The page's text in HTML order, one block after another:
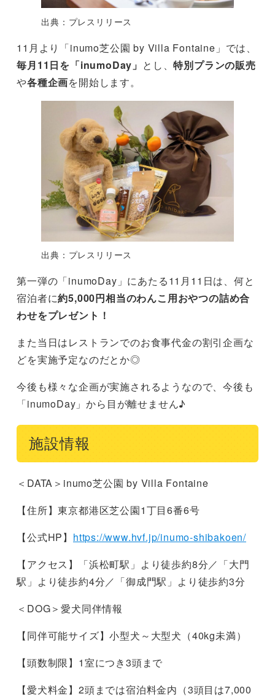
出典：プレスリリース
11月より「inumo芝公園 by Villa Fontaine」では、
毎月11日を「inumoDay」 とし、特別プランの販売
や各種企画を開始します。
出典：プレスリリース
第一弾の「inumoDay」にあたる11月11日は、何と
宿泊者に約5,000円相当のわんこ用おやつの詰め合
わせをプレゼント！
また当日はレストランでのお食事代金の割引企画な
どを実施予定なのだとか◎
今後も様々な企画が実施されるようなので、今後も
「inumoDay」から目が離せません♪
施設情報
＜DATA＞inumo芝公園 by Villa Fontaine
【住所】東京都港区芝公園1丁目6番6号
【公式HP】 https://www.hvf.jp/inumo-shibakoen/
【アクセス】「浜松町駅」より徒歩約8分／「大門
駅」より徒歩約4分／「御成門駅」より徒歩約3分
＜DOG＞愛犬同伴情報
【同伴可能サイズ】小型犬～大型犬（40kg未満）
【頭数制限】1室につき3頭まで
【愛犬料金】2頭までは宿泊料金内（3頭目は7,000